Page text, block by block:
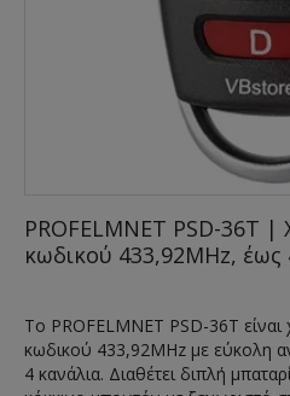
PROFELMNET PSD-36T |
κωδικού 433,92MHz, έως
Το PROFELMNET PSD-36T είναι
κωδικού 433,92MHz με εύκολη
4 κανάλια. Διαθέτει διπλή